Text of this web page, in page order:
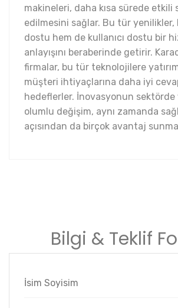
makineleri, daha kısa sürede etkili
edilmesini sağlar. Bu tür yenilikler,
dostu hem de kullanıcı dostu bir
anlayışını beraberinde getirir.
firmalar, bu tür teknolojilere
müşteri ihtiyaçlarına daha iyi
hedeflerler. İnovasyonun sektörde
olumlu değişim, aynı zamanda
açısından da birçok avantaj
Bilgi & Teklif